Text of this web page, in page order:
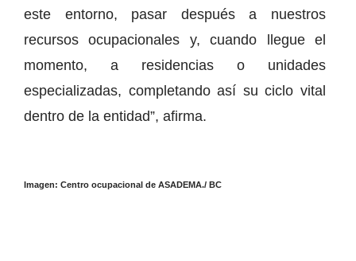
este entorno, pasar después a nuestros
recursos ocupacionales y, cuando llegue el
momento, a residencias o unidades
especializadas, completando así su ciclo vital
dentro de la entidad”, afirma.
Imagen: Centro ocupacional de ASADEMA./ BC